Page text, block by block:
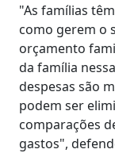
"As famílias
como gerem o
orçamento
da família
despesas são
podem ser
comparações
gastos",